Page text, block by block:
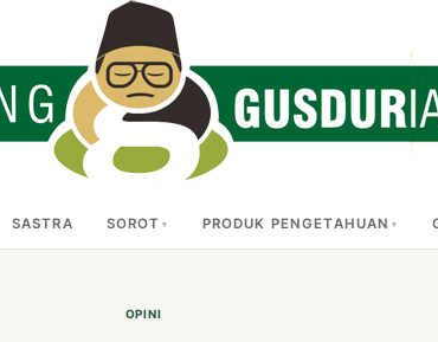
SASTRA SOROT PRODUK PENGETAHUAN
OPINI